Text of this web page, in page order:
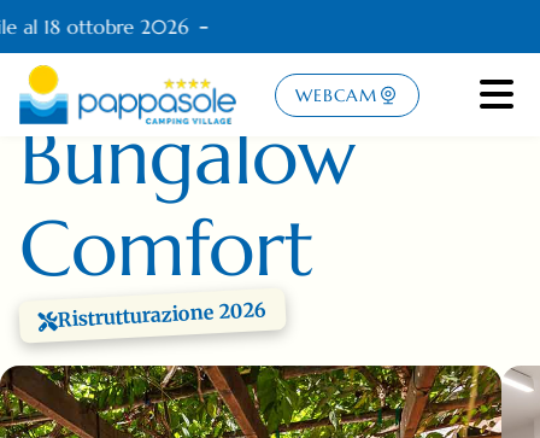
aspettiamo dal 24 aprile al 18 ottobre 2026
WEBCAM
Bungalow
Comfort
Alloggio in ristrutturazione nel 2026.
Ristrutturazione 2026
BUNGALOW BIFAMILIARE CON VERANDA E
PICCOLO SPAZIO PRATO